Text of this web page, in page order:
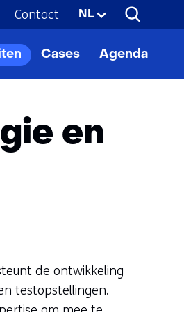
Contact
Geselecteerde
taal:
NL
Cases Agenda
en
de ontwikkeling
testopstellingen.